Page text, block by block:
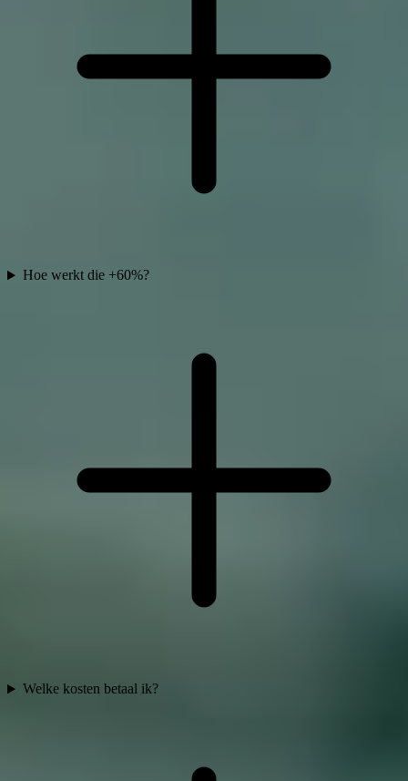
Hoe werkt die +60%?
Welke kosten betaal ik?